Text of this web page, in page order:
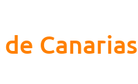
Canarias